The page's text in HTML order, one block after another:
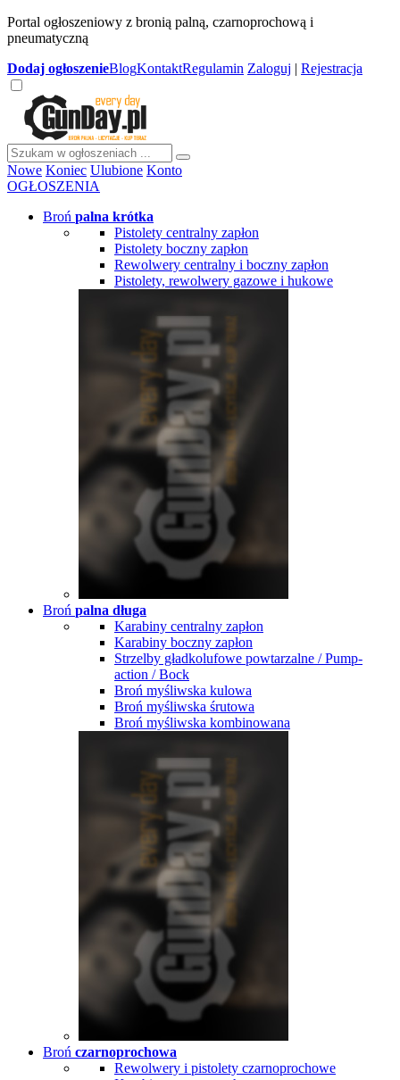
Portal ogłoszeniowy z bronią palną, czarnoprochową i
pneumatyczną
Dodaj ogłoszenieBlogKontaktRegulamin Zaloguj | Rejestracja
Nowe Koniec Ulubione Konto
OGŁOSZENIA
Broń palna krótka
Pistolety centralny zapłon
Pistolety boczny zapłon
Rewolwery centralny i boczny zapłon
Pistolety, rewolwery gazowe i hukowe
Broń palna długa
Karabiny centralny zapłon
Karabiny boczny zapłon
Strzelby gładkolufowe powtarzalne / Pump-
action / Bock
Broń myśliwska kulowa
Broń myśliwska śrutowa
Broń myśliwska kombinowana
Broń czarnoprochowa
Rewolwery i pistolety czarnoprochowe